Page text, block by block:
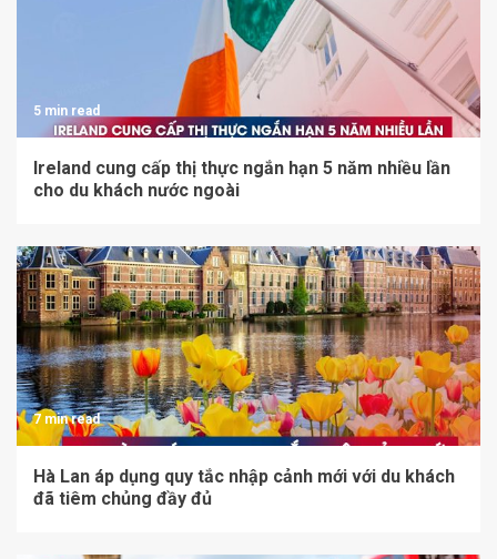
5 min read
Ireland cung cấp thị thực ngắn hạn 5 năm nhiều lần
cho du khách nước ngoài
7 min read
Hà Lan áp dụng quy tắc nhập cảnh mới với du khách
đã tiêm chủng đầy đủ